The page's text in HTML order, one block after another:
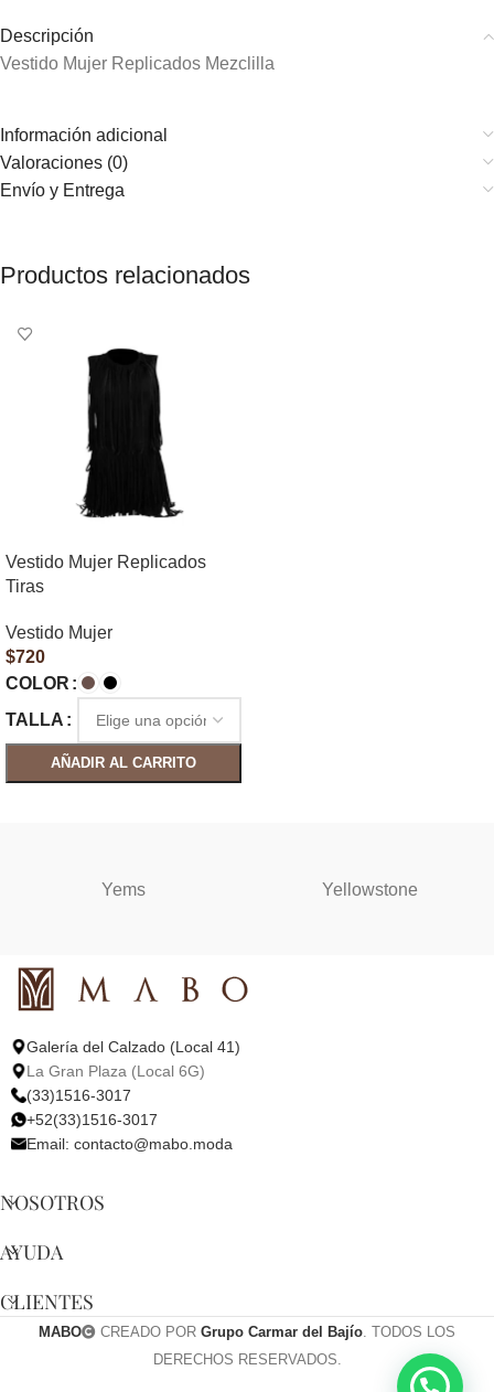
Descripción
Vestido Mujer Replicados Mezclilla
Información adicional
Valoraciones (0)
Envío y Entrega
Productos relacionados
Vestido Mujer Replicados
Tiras
Vestido Mujer
$720
COLOR
TALLA
AÑADIR AL CARRITO
Yems Yellowstone
Galería del Calzado (Local 41)
La Gran Plaza (Local 6G)
(33)1516-3017
+52(33)1516-3017
Email: contacto@mabo.moda
NOSOTROS
AYUDA
CLIENTES
MABO CREADO POR Grupo Carmar del Bajío . TODOS LOS
DERECHOS RESERVADOS.